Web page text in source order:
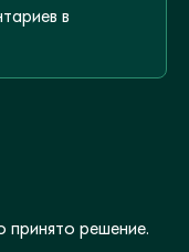
в
решение.